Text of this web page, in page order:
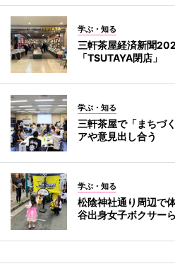
学ぶ・知る
三軒茶屋経済新聞
「TSUTAYA閉店」
学ぶ・知る
三軒茶屋で「まちづ
アや意見出し合う
学ぶ・知る
松陰神社通り周辺で
谷出身女子ボクサー